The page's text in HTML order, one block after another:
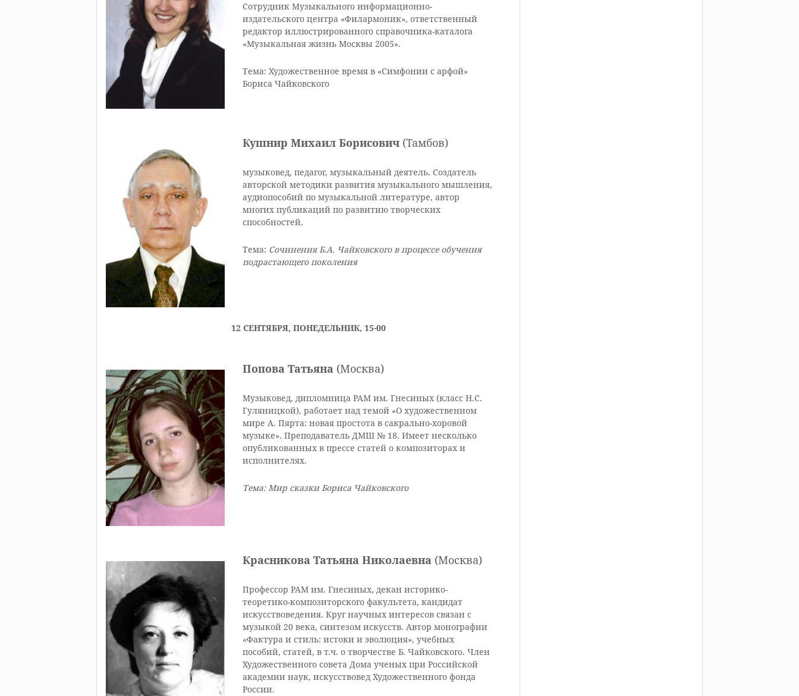
Сотрудник Музыкального информационно-
издательского центра «Филармоник», ответственный
редактор иллюстрированного справочника-каталога
«Музыкальная жизнь Москвы 2005».
Тема: Художественное время в «Симфонии с арфой»
Бориса Чайковского
Кушнир Михаил Борисович (Тамбов)
музыковед, педагог, музыкальный деятель. Создатель
авторской методики развития музыкального мышления,
аудиопособий по музыкальной литературе, автор
многих публикаций по развитию творческих
способностей.
Тема: Сочинения Б.А. Чайковского в процессе обучения
подрастающего поколения
12 СЕНТЯБРЯ, ПОНЕДЕЛЬНИК, 15-00
Попова Татьяна (Москва)
Музыковед, дипломница РАМ им. Гнесиных (класс Н.С.
Гуляницкой), работает над темой «О художественном
мире А. Пярта: новая простота в сакрально-хоровой
музыке». Преподаватель ДМШ № 18. Имеет несколько
опубликованных в прессе статей о композиторах и
исполнителях.
Тема: Мир сказки Бориса Чайковского
Красникова Татьяна Николаевна (Москва)
Профессор РАМ им. Гнесиных, декан историко-
теоретико-композиторского факультета, кандидат
искусствоведения. Круг научных интересов связан с
музыкой 20 века, синтезом искусств. Автор монографии
«Фактура и стиль: истоки и эволюция», учебных
пособий, статей, в т.ч. о творчестве Б. Чайковского. Член
Художественного совета Дома ученых при Российской
академии наук, искусствовед Художественного фонда
России.